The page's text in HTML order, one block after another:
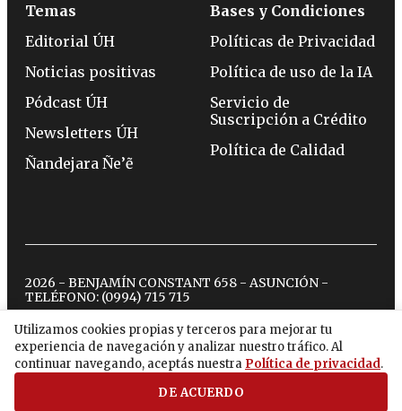
Utilizamos cookies propias y terceros para mejorar tu
experiencia de navegación y analizar nuestro tráfico. Al
continuar navegando, aceptás nuestra Política de privacidad.
DE ACUERDO
Temas
Editorial ÚH
Noticias positivas
Pódcast ÚH
Newsletters ÚH
Ñandejara Ñe’ẽ
Bases y Condiciones
Políticas de Privacidad
Política de uso de la IA
Servicio de
Suscripción a Crédito
Política de Calidad
2026 - BENJAMÍN CONSTANT 658 - ASUNCIÓN -
TELÉFONO: (0994) 715 715
twitterinstagram
facebook
tiktokyoutubespotify